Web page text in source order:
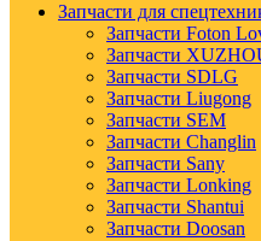
Запчасти для
Запчасти Foton
Запчасти
Запчасти SDLG
Запчасти Liugong
Запчасти SEM
Запчасти Changlin
Запчасти Sany
Запчасти Lonking
Запчасти Shantui
Запчасти Doosan